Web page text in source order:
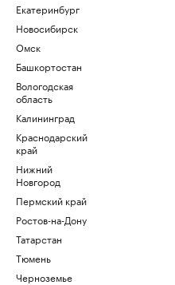
Екатеринбург
Новосибирск
Омск
Башкортостан
Вологодская
область
Калининград
Краснодарский
край
Нижний
Новгород
Пермский край
Ростов-на-Дону
Татарстан
Тюмень
Черноземье